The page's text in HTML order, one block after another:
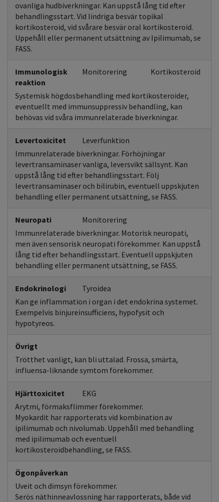
ovanliga hudbiverkningar. Kan uppstå lång tid efter
behandlingsstart. Vid lindriga besvär topikal
kortikosteroid, vid svårare besvär oral kortikosteroid.
Uppehåll eller permanent utsättning av Ipilimumab, se
FASS.
Immunologisk
reaktion
Monitorering Kortikosteroid
Systemisk högdosbehandling med kortikosteroider,
eventuellt med immunsuppressiv behandling, kan
behövas vid svåra immunrelaterade biverkningar.
Levertoxicitet
Leverfunktion
Immunrelaterade biverkningar. Förhöjningar
levertransaminaser vanliga, leversvikt sällsynt. Kan
uppstå lång tid efter behandlingsstart. Följ
levertransaminaser och bilirubin, eventuell uppskjuten
behandling eller permanent utsättning, se FASS.
Neuropati
Monitorering
Immunrelaterade biverkningar. Motorisk neuropati,
men även sensorisk neuropati förekommer. Kan uppstå
lång tid efter behandlingsstart. Eventuell uppskjuten
behandling eller permanent utsättning, se FASS.
Endokrinologi
Tyroidea
Kan ge inflammation i organ i det endokrina systemet.
Exempelvis binjureinsufficiens, hypofysit och
hypotyreos.
Övrigt
Trötthet vanligt, kan bli uttalad. Frossa, smärta,
influensa-liknande symtom förekommer.
Hjärttoxicitet
EKG
Arytmi, förmaksflimmer förekommer.
Myokardit har rapporterats vid kombination av
ipilimumab och nivolumab. Uppehåll med behandling
med ipilimumab och eventuell
kortikosteroidbehandling, se FASS.
Ögonpåverkan
Uveit och dimsyn förekommer.
Serös näthinneavlossning har rapporterats, både vid